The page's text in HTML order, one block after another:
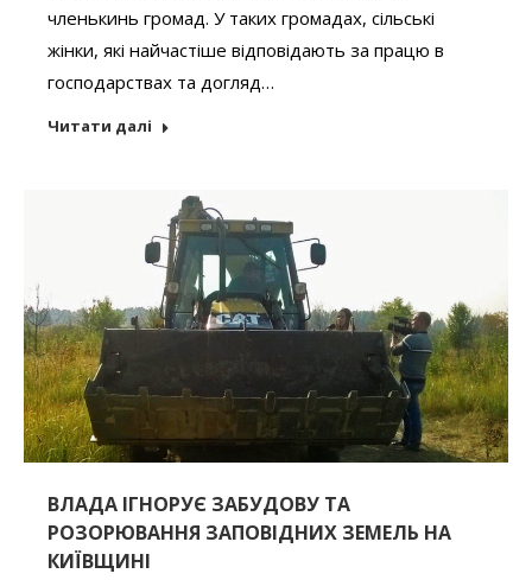
членькинь громад. У таких громадах, сільські
жінки, які найчастіше відповідають за працю в
господарствах та догляд…
Читати далі
ВЛАДА ІГНОРУЄ ЗАБУДОВУ ТА
РОЗОРЮВАННЯ ЗАПОВІДНИХ ЗЕМЕЛЬ НА
КИЇВЩИНІ